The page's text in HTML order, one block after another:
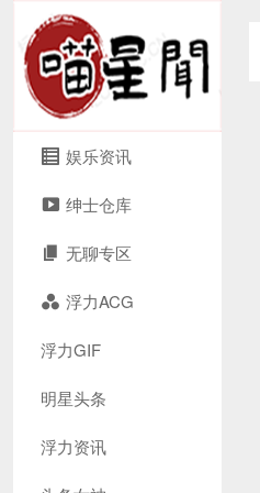
娱乐资讯
绅士仓库
无聊专区
浮力ACG
浮力GIF
明星头条
浮力资讯